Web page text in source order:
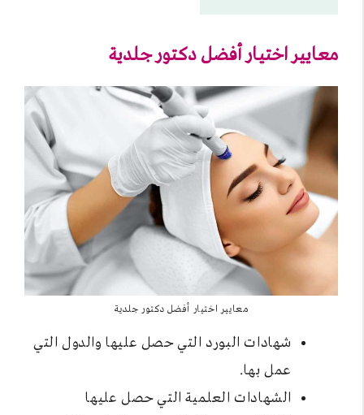
معايير اختيار أفضل دكتور جلدية
معايير اختيار أفضل دكتور جلدية
شهادات البورد التي حصل عليها والدول التي
عمل بها.
الشهادات العلمية التي حصل عليها